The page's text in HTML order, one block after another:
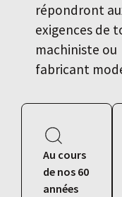
répondront
exigences de
machiniste ou
fabricant
Au cours
de nos 60
années